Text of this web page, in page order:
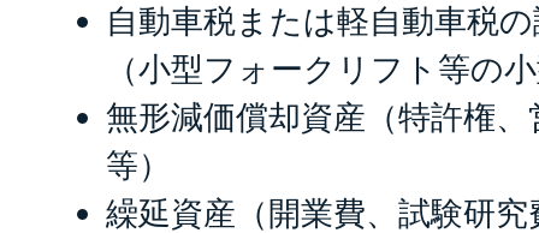
自動車税または軽自動車税
（小型フォークリフト等の
無形減価償却資産（特許権
等）
繰延資産（開業費、試験研究